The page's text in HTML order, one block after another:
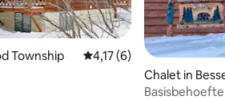
Township Gemiddelde beoordeling
4,17 (6)
Chalet in